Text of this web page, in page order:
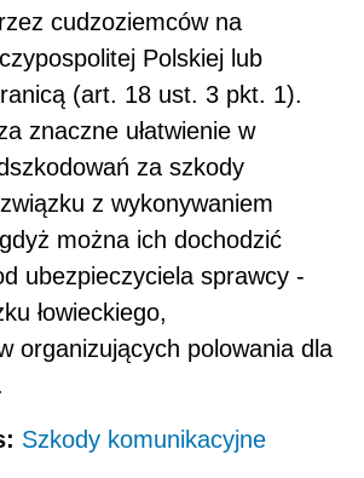
cudzoziemców na
Polskiej lub
(art. 18 ust. 3 pkt. 1).
znaczne ułatwienie w
za szkody
z wykonywaniem
można ich dochodzić
ubezpieczyciela sprawcy -
łowieckiego,
organizujących polowania dla
Szkody komunikacyjne